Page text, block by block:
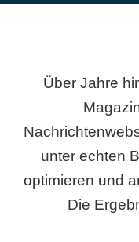
Über Jahre
unter echten
optimieren und
Die